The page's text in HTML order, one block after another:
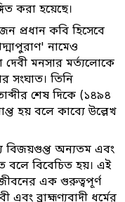
করা হয়েছে।
প্রধান কবি হিসেবে
নামেও
মনসার মর্ত্যলোকে
সংঘাত। তিনি
শেষ দিকে (১৪৯৪
হয় বলে কাব্যে উল্লেখ
বিজয়গুপ্ত অন্যতম এবং
বলে বিবেচিত হয়। এই
এক গুরুত্বপূর্ণ
ব্রাহ্মণ্যবাদী ধর্মের